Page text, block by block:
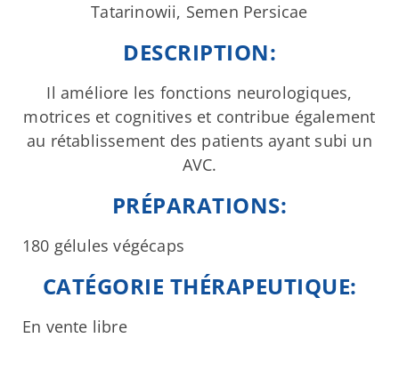
Tatarinowii, Semen Persicae
DESCRIPTION:
Il améliore les fonctions neurologiques,
motrices et cognitives et contribue également
au rétablissement des patients ayant subi un
AVC.
PRÉPARATIONS:
180 gélules végécaps
CATÉGORIE THÉRAPEUTIQUE:
En vente libre